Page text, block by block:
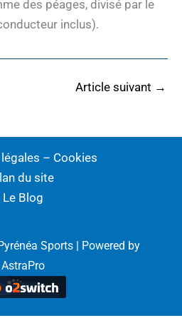
des péages, divisé par le
inclus).
Article suivant →
– Cookies
du site
Le Blog
Sports | Powered by
AstraPro